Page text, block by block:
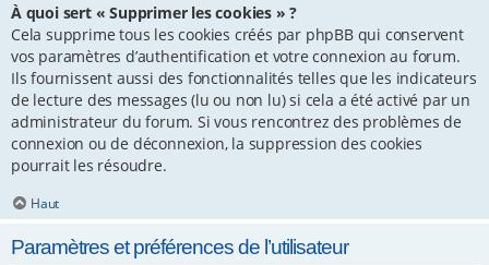
À quoi sert « Supprimer les cookies » ?
Cela supprime tous les cookies créés par phpBB qui conservent
vos paramètres d’authentification et votre connexion au forum.
Ils fournissent aussi des fonctionnalités telles que les indicateurs
de lecture des messages (lu ou non lu) si cela a été activé par un
administrateur du forum. Si vous rencontrez des problèmes de
connexion ou de déconnexion, la suppression des cookies
pourrait les résoudre.
Haut
Paramètres et préférences de l’utilisateur